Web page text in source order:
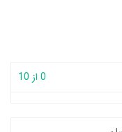
0 از 10